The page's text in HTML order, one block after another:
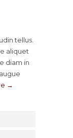
tellus.
aliquet
diam in
→